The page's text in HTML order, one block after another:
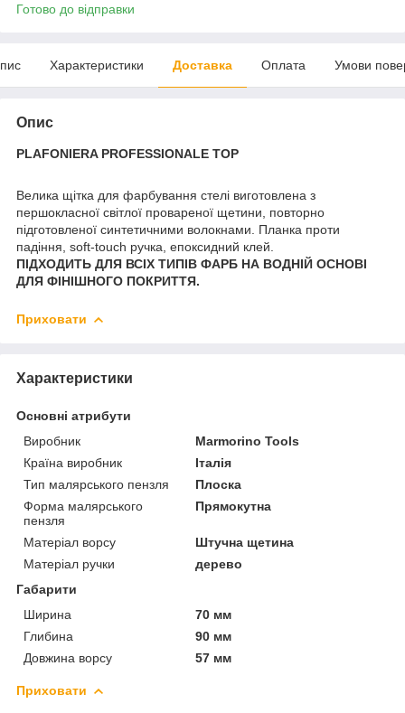
Готово до відправки
Характеристики Доставка Оплата Умови
Опис
PLAFONIERA PROFESSIONALE TOP
Велика щітка для фарбування стелі виготовлена ​​з
першокласної світлої провареної щетини, повторно
підготовленої синтетичними волокнами. Планка проти
падіння, soft-touch ручка, епоксидний клей.
ПІДХОДИТЬ ДЛЯ ВСІХ ТИПІВ ФАРБ НА ВОДНІЙ ОСНОВІ
ДЛЯ ФІНІШНОГО ПОКРИТТЯ.
Приховати
Характеристики
Основні атрибути
Виробник
Marmorino Tools
Країна виробник
Італія
Тип малярського пензля
Плоска
Форма малярського
пензля
Прямокутна
Матеріал ворсу
Штучна щетина
Матеріал ручки
дерево
Габарити
Ширина
70 мм
Глибина
90 мм
Довжина ворсу
57 мм
Приховати